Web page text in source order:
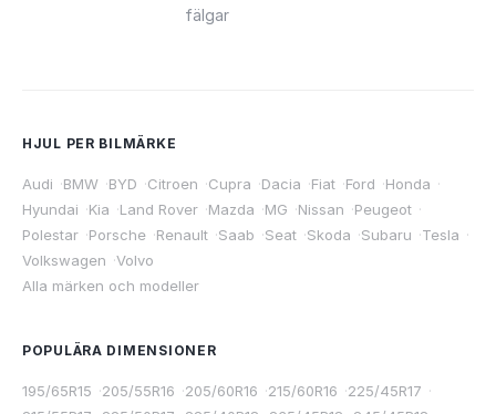
fälgar
HJUL PER BILMÄRKE
Audi ·BMW ·BYD ·Citroen ·Cupra ·Dacia ·Fiat ·Ford ·Honda ·
Hyundai ·Kia ·Land Rover ·Mazda ·MG ·Nissan ·Peugeot ·
Polestar ·Porsche ·Renault ·Saab ·Seat ·Skoda ·Subaru ·Tesla ·
Volkswagen ·Volvo
Alla märken och modeller
POPULÄRA DIMENSIONER
195/65R15 ·205/55R16 ·205/60R16 ·215/60R16 ·225/45R17 ·